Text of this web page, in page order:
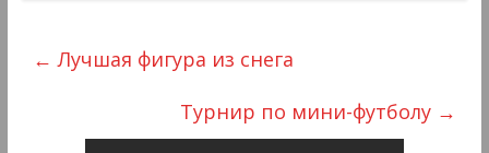
← Лучшая фигура из снега
Турнир по мини-футболу →